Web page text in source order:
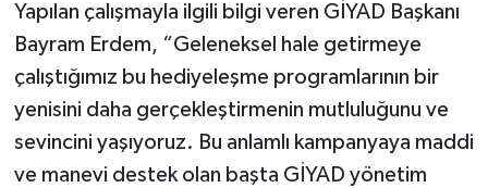
Yapılan çalışmayla ilgili bilgi veren GİYAD Başkanı
Bayram Erdem, “Geleneksel hale getirmeye
çalıştığımız bu hediyeleşme programlarının bir
yenisini daha gerçekleştirmenin mutluluğunu ve
sevincini yaşıyoruz. Bu anlamlı kampanyaya maddi
ve manevi destek olan başta GİYAD yönetim